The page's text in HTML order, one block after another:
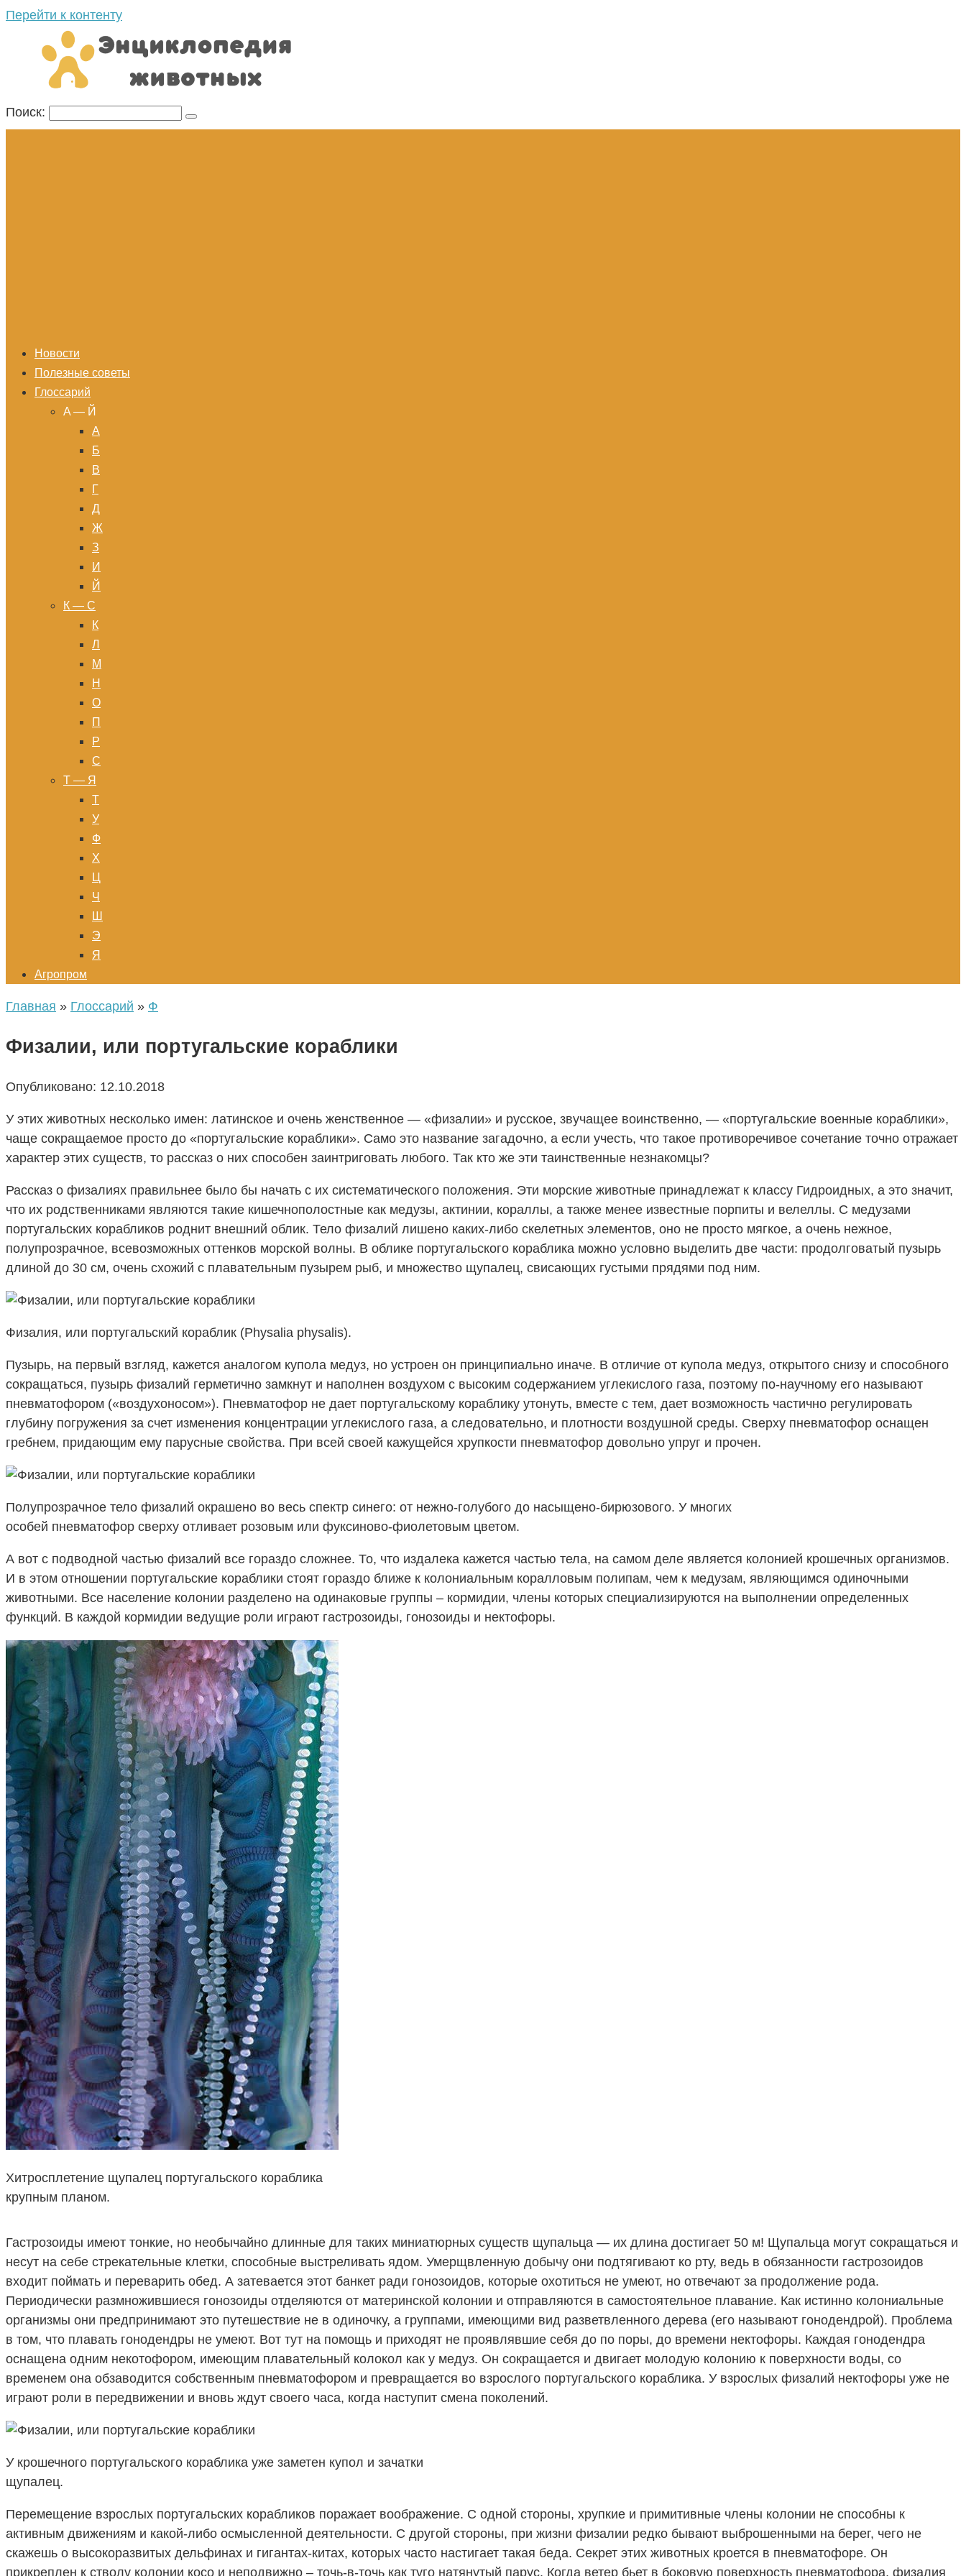
Перейти к контенту
Поиск:
Новости
Полезные советы
Глоссарий
A — Й
А
Б
В
Г
Д
Ж
З
И
Й
К — С
К
Л
М
Н
О
П
Р
С
Т — Я
Т
У
Ф
Х
Ц
Ч
Ш
Э
Я
Агропром
Главная » Глоссарий » Ф
Физалии, или португальские кораблики
Опубликовано: 12.10.2018
У этих животных несколько имен: латинское и очень женственное — «физалии» и русское, звучащее воинственно, — «португальские военные кораблики»,
чаще сокращаемое просто до «португальские кораблики». Само это название загадочно, а если учесть, что такое противоречивое сочетание точно отражает
характер этих существ, то рассказ о них способен заинтриговать любого. Так кто же эти таинственные незнакомцы?
Рассказ о физалиях правильнее было бы начать с их систематического положения. Эти морские животные принадлежат к классу Гидроидных, а это значит,
что их родственниками являются такие кишечнополостные как медузы, актинии, кораллы, а также менее известные порпиты и велеллы. С медузами
португальских корабликов роднит внешний облик. Тело физалий лишено каких-либо скелетных элементов, оно не просто мягкое, а очень нежное,
полупрозрачное, всевозможных оттенков морской волны. В облике португальского кораблика можно условно выделить две части: продолговатый пузырь
длиной до 30 см, очень схожий с плавательным пузырем рыб, и множество щупалец, свисающих густыми прядями под ним.
Физалия, или португальский кораблик (Physalia physalis).
Пузырь, на первый взгляд, кажется аналогом купола медуз, но устроен он принципиально иначе. В отличие от купола медуз, открытого снизу и способного
сокращаться, пузырь физалий герметично замкнут и наполнен воздухом с высоким содержанием углекислого газа, поэтому по-научному его называют
пневматофором («воздухоносом»). Пневматофор не дает португальскому кораблику утонуть, вместе с тем, дает возможность частично регулировать
глубину погружения за счет изменения концентрации углекислого газа, а следовательно, и плотности воздушной среды. Сверху пневматофор оснащен
гребнем, придающим ему парусные свойства. При всей своей кажущейся хрупкости пневматофор довольно упруг и прочен.
Полупрозрачное тело физалий окрашено во весь спектр синего: от нежно-голубого до насыщено-бирюзового. У многих
особей пневматофор сверху отливает розовым или фуксиново-фиолетовым цветом.
А вот с подводной частью физалий все гораздо сложнее. То, что издалека кажется частью тела, на самом деле является колонией крошечных организмов.
И в этом отношении португальские кораблики стоят гораздо ближе к колониальным коралловым полипам, чем к медузам, являющимся одиночными
животными. Все население колонии разделено на одинаковые группы – кормидии, члены которых специализируются на выполнении определенных
функций. В каждой кормидии ведущие роли играют гастрозоиды, гонозоиды и нектофоры.
Хитросплетение щупалец португальского кораблика
крупным планом.
Гастрозоиды имеют тонкие, но необычайно длинные для таких миниатюрных существ щупальца — их длина достигает 50 м! Щупальца могут сокращаться и
несут на себе стрекательные клетки, способные выстреливать ядом. Умерщвленную добычу они подтягивают ко рту, ведь в обязанности гастрозоидов
входит поймать и переварить обед. А затевается этот банкет ради гонозоидов, которые охотиться не умеют, но отвечают за продолжение рода.
Периодически размножившиеся гонозоиды отделяются от материнской колонии и отправляются в самостоятельное плавание. Как истинно колониальные
организмы они предпринимают это путешествие не в одиночку, а группами, имеющими вид разветвленного дерева (его называют гонодендрой). Проблема
в том, что плавать гонодендры не умеют. Вот тут на помощь и приходят не проявлявшие себя до по поры, до времени нектофоры. Каждая гонодендра
оснащена одним некотофором, имеющим плавательный колокол как у медуз. Он сокращается и двигает молодую колонию к поверхности воды, со
временем она обзаводится собственным пневматофором и превращается во взрослого португальского кораблика. У взрослых физалий нектофоры уже не
играют роли в передвижении и вновь ждут своего часа, когда наступит смена поколений.
У крошечного португальского кораблика уже заметен купол и зачатки
щупалец.
Перемещение взрослых португальских корабликов поражает воображение. С одной стороны, хрупкие и примитивные члены колонии не способны к
активным движениям и какой-либо осмысленной деятельности. С другой стороны, при жизни физалии редко бывают выброшенными на берег, чего не
скажешь о высокоразвитых дельфинах и гигантах-китах, которых часто настигает такая беда. Секрет этих животных кроется в пневматофоре. Он
прикреплен к стволу колонии косо и неподвижно – точь-в-точь как туго натянутый парус. Когда ветер бьет в боковую поверхность пневматофора, физалия